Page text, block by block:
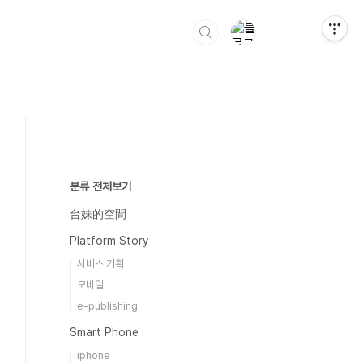
분류 전체보기
台妹的空間
Platform Story
서비스 기획
모바일
e-publishing
Smart Phone
iphone